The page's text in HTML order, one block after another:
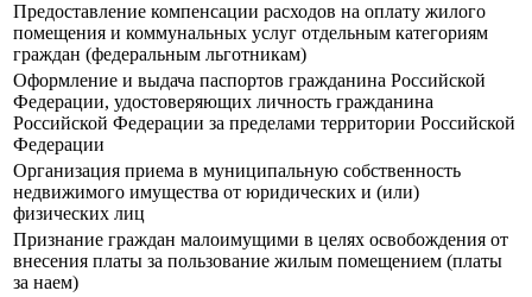
Предоставление компенсации расходов на оплату жилого
помещения и коммунальных услуг отдельным категориям
граждан (федеральным льготникам)
Оформление и выдача паспортов гражданина Российской
Федерации, удостоверяющих личность гражданина
Российской Федерации за пределами территории Российской
Федерации
Организация приема в муниципальную собственность
недвижимого имущества от юридических и (или)
физических лиц
Признание граждан малоимущими в целях освобождения от
внесения платы за пользование жилым помещением (платы
за наем)